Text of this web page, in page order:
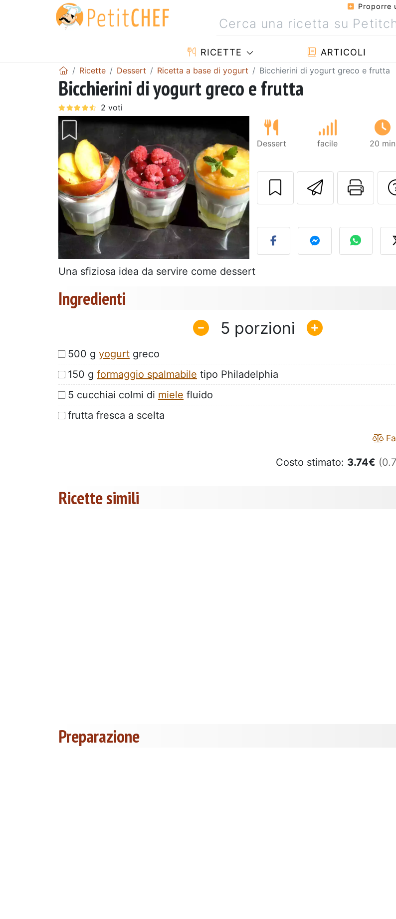
Proporre
RICETTE ARTICOLI
Ricette Dessert Ricetta a base di yogurt Bicchierini di yogurt greco e frutta
Bicchierini di yogurt greco e frutta
Dessert facile 20 min
Invia
Una sfiziosa idea da servire come dessert
Ingredienti
5
500 g yogurt greco
150 g formaggio spalmabile tipo Philadelphia
5 cucchiai colmi di miele fluido
frutta fresca a scelta
Costo stimato: 3.74€
Ricette simili
Preparazione